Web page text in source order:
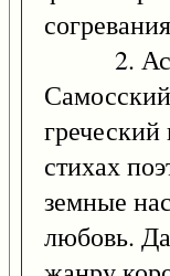
2.
стихах
земные
любовь.